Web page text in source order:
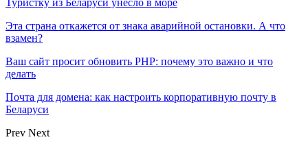
Эта страна откажется от знака аварийной остановки. А что
взамен?
Ваш сайт просит обновить PHP: почему это важно и что
делать
Почта для домена: как настроить корпоративную почту в
Беларуси
Prev Next